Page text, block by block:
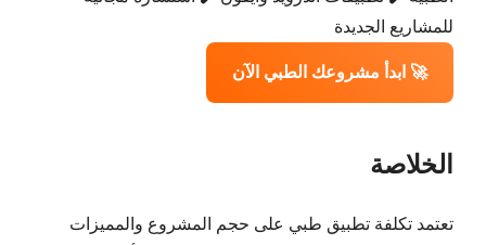
للمشاريع الجديدة
🚀 ابدأ مشروعك الطبي الآن
الخلاصة
تعتمد تكلفة تطبيق طبي على حجم المشروع والمميزات